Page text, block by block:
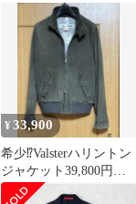
シュ生地／ブラック／
定価6.9万
¥33,900
希少⁉️Valsterハリントン
ジャケット39,800円か
ら33,900円